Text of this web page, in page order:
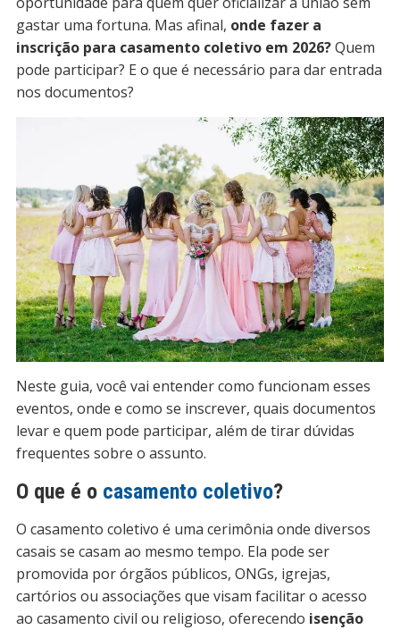
gastar uma fortuna. Mas afinal, onde fazer a
inscrição para casamento coletivo em 2026?Quem
pode participar? E o que é necessário para dar entrada
nos documentos?
Neste guia, você vai entender como funcionam esses
eventos, onde e como se inscrever, quais documentos
levar e quem pode participar, além de tirar dúvidas
frequentes sobre o assunto.
O que é o casamento coletivo?
O casamento coletivo é uma cerimônia onde diversos
casais se casam ao mesmo tempo. Ela pode ser
promovida por órgãos públicos, ONGs, igrejas,
cartórios ou associações que visam facilitar o acesso
ao casamento civil ou religioso, oferecendo isenção